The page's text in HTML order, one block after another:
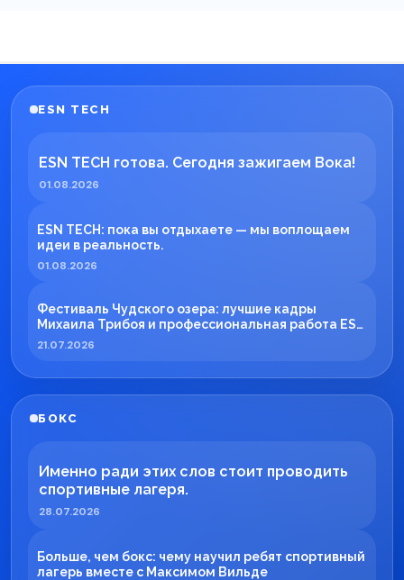
ESN TECH
ESN TECH готова. Сегодня зажигаем Вока!
01.08.2026
ESN TECH: пока вы отдыхаете — мы воплощаем
идеи в реальность.
01.08.2026
Фестиваль Чудского озера: лучшие кадры
Михаила Трибоя и профессиональная работа ESN
TECH
21.07.2026
БОКС
Именно ради этих слов стоит проводить
спортивные лагеря.
28.07.2026
Больше, чем бокс: чему научил ребят спортивный
лагерь вместе с Максимом Вильде